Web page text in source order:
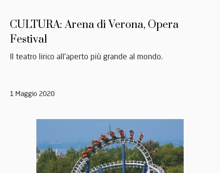
CULTURA: Arena di Verona, Opera
Festival
Il teatro lirico all’aperto più grande al mondo.
1 Maggio 2020